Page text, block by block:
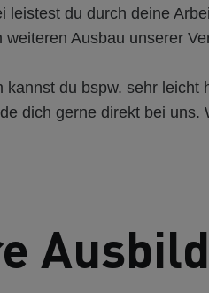
leistest du durch deine
weiteren Ausbau unserer
kannst du bspw. sehr
dich gerne direkt bei uns.